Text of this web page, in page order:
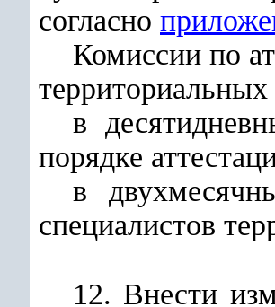
согласно
Комиссии по
в
порядке
в
специалистов
12. Внести